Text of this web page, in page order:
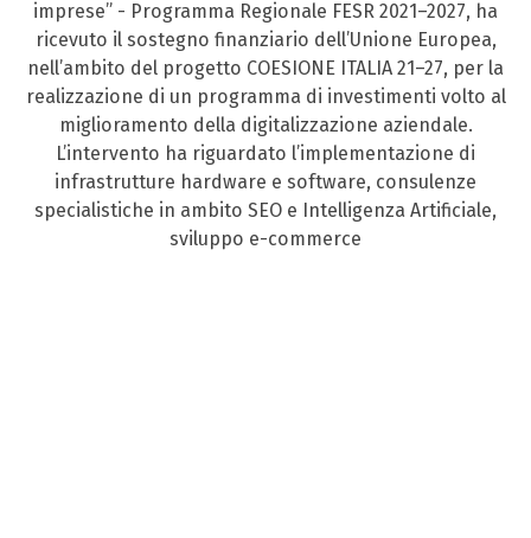
imprese” - Programma Regionale FESR 2021–2027, ha
ricevuto il sostegno finanziario dell’Unione Europea,
nell’ambito del progetto COESIONE ITALIA 21–27, per la
realizzazione di un programma di investimenti volto al
miglioramento della digitalizzazione aziendale.
L’intervento ha riguardato l’implementazione di
infrastrutture hardware e software, consulenze
specialistiche in ambito SEO e Intelligenza Artificiale,
sviluppo e-commerce